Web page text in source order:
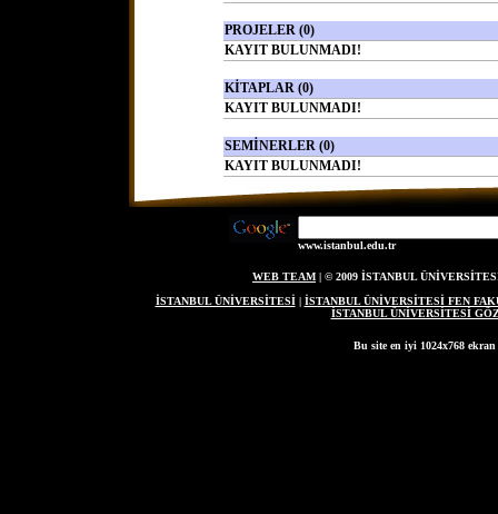
PROJELER (0)
KAYIT BULUNMADI!
KİTAPLAR (0)
KAYIT BULUNMADI!
SEMİNERLER (0)
KAYIT BULUNMADI!
www.istanbul.edu.tr
WEB TEAM | © 2009 İSTANBUL
İSTANBUL ÜNİVERSİTESİ| İSTANBUL ÜNİVERSİTESİ FEN
İSTANBUL ÜNİVERSİTESİ
Bu site en iyi 1024x768